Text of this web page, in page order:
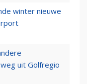
winter nieuwe
uit Golfregio